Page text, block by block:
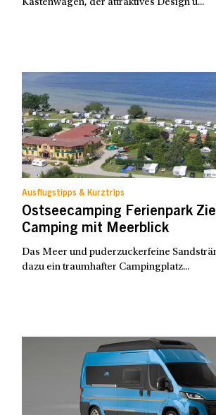
Kastenwagen, der attraktives Design u...
Ausflugstipps & Kurztrips
Ostseecamping Ferienpark
Camping mit Meerblick
Das Meer und puderzuckerfeine
dazu ein traumhafter Campingplatz...